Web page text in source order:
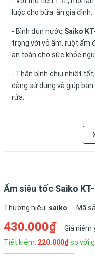
luộc cho bữa ăn gia đình.
- Bình đun nước Saiko
trọng với vỏ ấm, ruột ấm
an toàn cho sức khỏe
- Thân bình chịu nhiệt
dàng sử dụng và giúp
rửa.
nước sôi, giúp nước
dụng với nguồn điện và
Ấm siêu tốc Saiko
Thương hiệu: saiko Mã
430.000₫ Giá niêm
Tiết kiệm: 220.000₫so với